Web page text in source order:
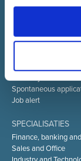
recruiting talent,
Spontaneous
Job alert
SPECIALISATIES
Finance, banking
Sales and Office